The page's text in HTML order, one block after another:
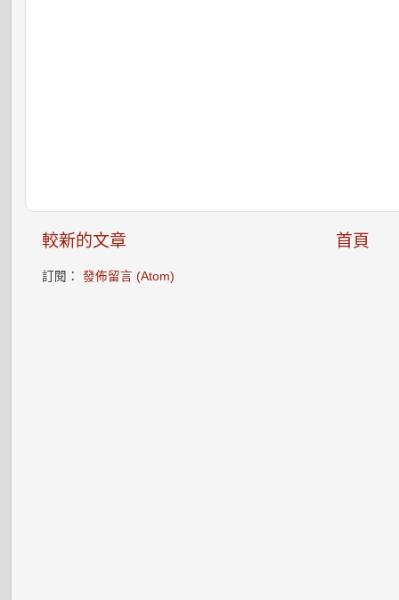
較新的文章 首頁
訂閱：發佈留言 (Atom)